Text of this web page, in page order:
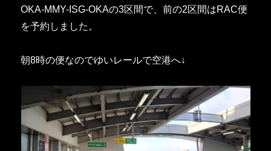
OKA-MMY-ISG-OKAの3区間で、前の2区間はRAC便
を予約しました。
朝8時の便なのでゆいレールで空港へ↓